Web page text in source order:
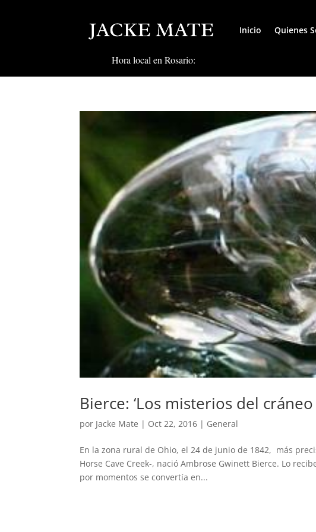
Inicio Quienes
Hora local en Rosario:
Bierce: ‘Los misterios del
por Jacke Mate | Oct 22, 2016 | General
En la zona rural de Ohio, el 24 de junio de 1842, más
Horse Cave Creek-, nació Ambrose Gwinett Bierce. Lo
por momentos se convertía en...